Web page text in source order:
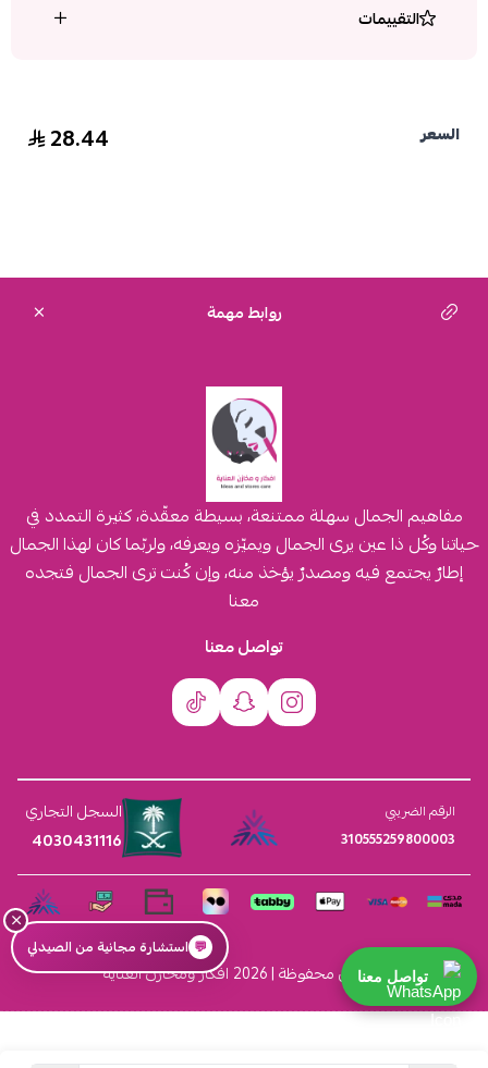
التقييمات
السعر 28.44
روابط مهمة
مفاهيم الجمال سهلة ممتنعة، بسيطة معقّدة، كثيرة التمدد في
حياتنا وكُل ذا عين يرى الجمال ويميّزه ويعرفه، ولربّما كان لهذا الجمال
إطارٌ يجتمع فيه ومصدرٌ يؤخذ منه، وإن كُنت ترى الجمال فتجده
معنا
تواصل معنا
الرقم الضريبي
310555259800003
السجل التجاري
4030431116
الحقوق محفوظة | 2026 افكار ومخازن العناية
×
💬 استشارة مجانية من الصيدلي
تواصل معنا